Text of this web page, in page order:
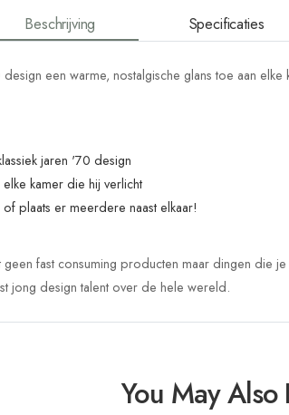
Beschrijving Specificaties
een warme, nostalgische glans toe aan
jaren '70 design
kamer die hij verlicht
plaats er meerdere naast elkaar!
geen fast consuming producten maar dingen die
jong design talent over de hele wereld.
You May Also